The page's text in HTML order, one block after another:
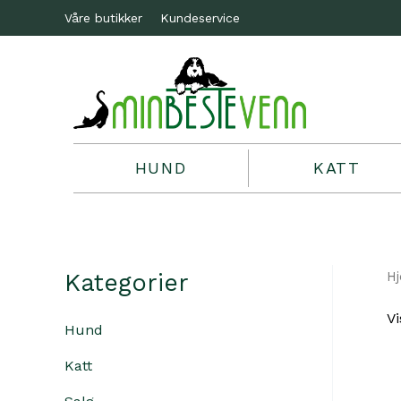
Våre butikker Kundeservice
HUND KATT
Kategorier
Hund
Katt